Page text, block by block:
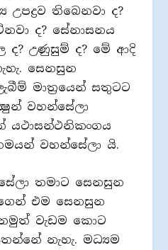
උපද්‍රව තිබෙනවා ද?
ද? සේනාසනය
ද? උණුසුම් ද? මේ ආදි
සෙනසුන
මාත්‍රයෙන් සතුටට
වහන්සේලා
යථාසන්ථනිකංගය
වහන්සේලා යි.
තමාට සෙනසුන
එම සෙනසුන
වැඩම කොට
නැහැ. මධ්‍යම